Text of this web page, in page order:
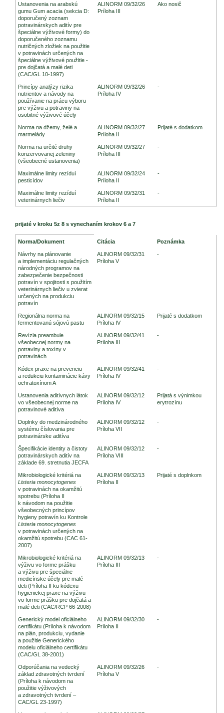
Ustanovenia na arabskú
gumu Gum acacia (sekcia D:
doporučený zoznam
potravinárskych aditív pre
špeciálne výživové formy) do
doporučeného zoznamu
nutričných zložiek na použitie
v potravinách určených na
špeciálne výživové použitie -
pre dojčatá a malé deti
(CAC/GL 10-1997)
ALINORM 09/32/26
Príloha III
Ako nosič
Princípy analýzy rizika
nutrientov a návody na
používanie na prácu výboru
pre výživu a potraviny na
osobitné výživové účely
ALINORM 09/32/26
Príloha IV
-
Norma na džemy, želé a
marmelády
ALINORM 09/32/27
Príloha II
Prijaté s dodatkom
Norma na určité druhy
konzervovanej zeleniny
(všeobecné ustanovenia)
ALINORM 09/32/27
Príloha III
-
Maximálne limity rezíduí
pesticídov
ALINORM 09/32/24
Príloha II
-
Maximálne limity rezíduí
veterinárnych liečiv
ALINORM 09/32/31
Príloha II
-
prijaté v kroku 5z 8 s vynechaním krokov 6 a 7
Norma/Dokument Citácia Poznámka
Návrhy na plánovanie
a implementáciu regulačných
národných programov na
zabezpečenie bezpečnosti
potravín v spojitosti s použitím
veterinárnych liečiv u zvierat
určených na produkciu
potravín
ALINORM 09/32/31
Príloha V
-
Regionálna norma na
fermentovanú sójovú pastu
ALINORM 09/32/15
Príloha IV
Prijaté s dodatkom
Revízia preambule
všeobecnej normy na
potraviny a toxíny v
potravinách
ALINORM 09/32/41
Príloha III
-
Kódex praxe na prevenciu
a redukciu kontaminácie kávy
ochratoxínom A
ALINORM 09/32/41
Príloha IV
-
Ustanovenia aditívnych látok
vo všeobecnej norme na
potravinové aditíva
ALINORM 09/32/12
Príloha IV
Prijatá s výnimkou
erytrozínu
Doplnky do medzinárodného
systému číslovania pre
potravinárske aditíva
ALINORM 09/32/12
Príloha VII
-
Špecifikácie identity a čistoty
potravinárskych aditív na
základe 69. stretnutia JECFA
ALINORM 09/32/12
Príloha VIII
-
Mikrobiologické kritériá na
Listeria monocytogenes
v potravinách na okamžitú
spotrebu (Príloha II
k návodom na použitie
všeobecných princípov
hygieny potravín ku Kontrole
Listeria monocytogenes
v potravinách určených na
okamžitú spotrebu (CAC 61-
2007)
ALINORM 09/32/13
Príloha II
Prijaté s doplnkom
Mikrobiologické kritériá na
výživu vo forme prášku
a výživu pre špeciálne
medicínske účely pre malé
deti (Príloha II ku kódexu
hygienickej praxe na výživu
vo forme prášku pre dojčatá a
malé deti (CAC/RCP 66-2008)
ALINORM 09/32/13
Príloha III
-
Generický model oficiálneho
certifikátu (Príloha k návodom
na plán, produkciu, vydanie
a použitie Generického
modelu oficiálneho certifikátu
(CAC/GL 38-2001)
ALINORM 09/32/30
Príloha II
-
Odporúčania na vedecký
základ zdravotných tvrdení
(Príloha k návodom na
použitie výživových
a zdravotných tvrdení –
CAC/GL 23-1997)
ALINORM 09/32/26
Príloha V
-